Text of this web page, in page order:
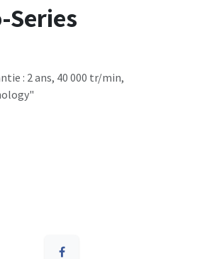
Series
: 2 ans, 40 000 tr/min,